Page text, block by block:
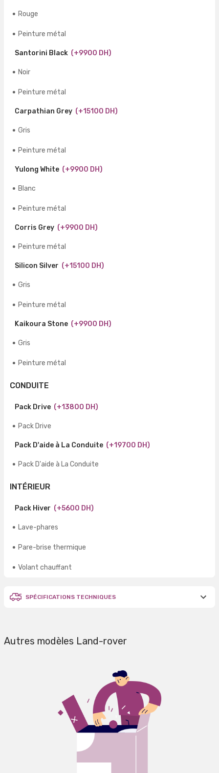
Rouge
Peinture métal
Santorini Black (+9900 DH)
Noir
Peinture métal
Carpathian Grey (+15100 DH)
Gris
Peinture métal
Yulong White (+9900 DH)
Blanc
Peinture métal
Corris Grey (+9900 DH)
Peinture métal
Silicon Silver (+15100 DH)
Gris
Peinture métal
Kaikoura Stone (+9900 DH)
Gris
Peinture métal
CONDUITE
Pack Drive (+13800 DH)
Pack Drive
Pack D'aide à La Conduite (+19700 DH)
Pack D'aide à La Conduite
INTÉRIEUR
Pack Hiver (+5600 DH)
Lave-phares
Pare-brise thermique
Volant chauffant
SPÉCIFICATIONS TECHNIQUES
Autres modèles Land-rover